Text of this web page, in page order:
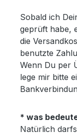
Sobald ich
geprüft habe,
die
benutzte
Wenn Du per
lege mir bitte
* was
Natürlich